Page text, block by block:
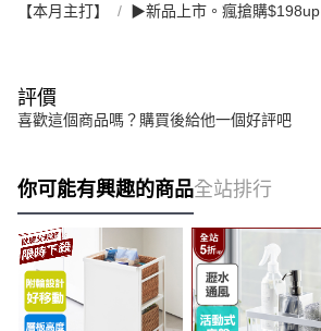
【本月主打】 ▶新品上市。瘋搶購$198up
評價
喜歡這個商品嗎？購買後給他一個好評吧
你可能有興趣的商品全站排行